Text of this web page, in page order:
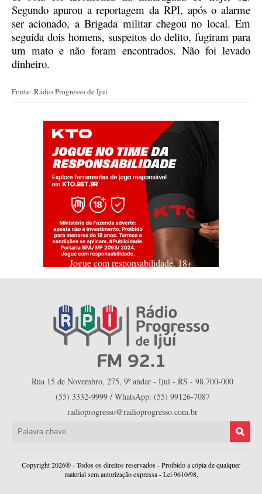
Segundo apurou a reportagem da RPI, após o alarme
ser acionado, a Brigada militar chegou no local. Em
seguida dois homens, suspeitos do delito, fugiram para
um mato e não foram encontrados. Não foi levado
dinheiro.
Fonte: Rádio Progresso de Ijuí
Jogue com responsabilidade. 18+
Rua 15 de Novembro, 275, 9º andar - Ijuí - RS - 98.700-000
(55) 3332-9999 / WhatsApp: (55) 99126-7087
radioprogresso@radioprogresso.com.br
Copyright 2026® - Todos os direitos reservados - Proibido a cópia de qualquer
material sem autorização expressa - Lei 9610/98.